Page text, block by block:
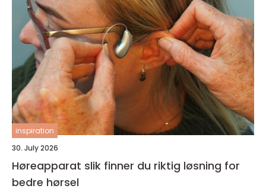
inspiration
30. July 2026
Høreapparat slik finner du riktig løsning for
bedre hørsel